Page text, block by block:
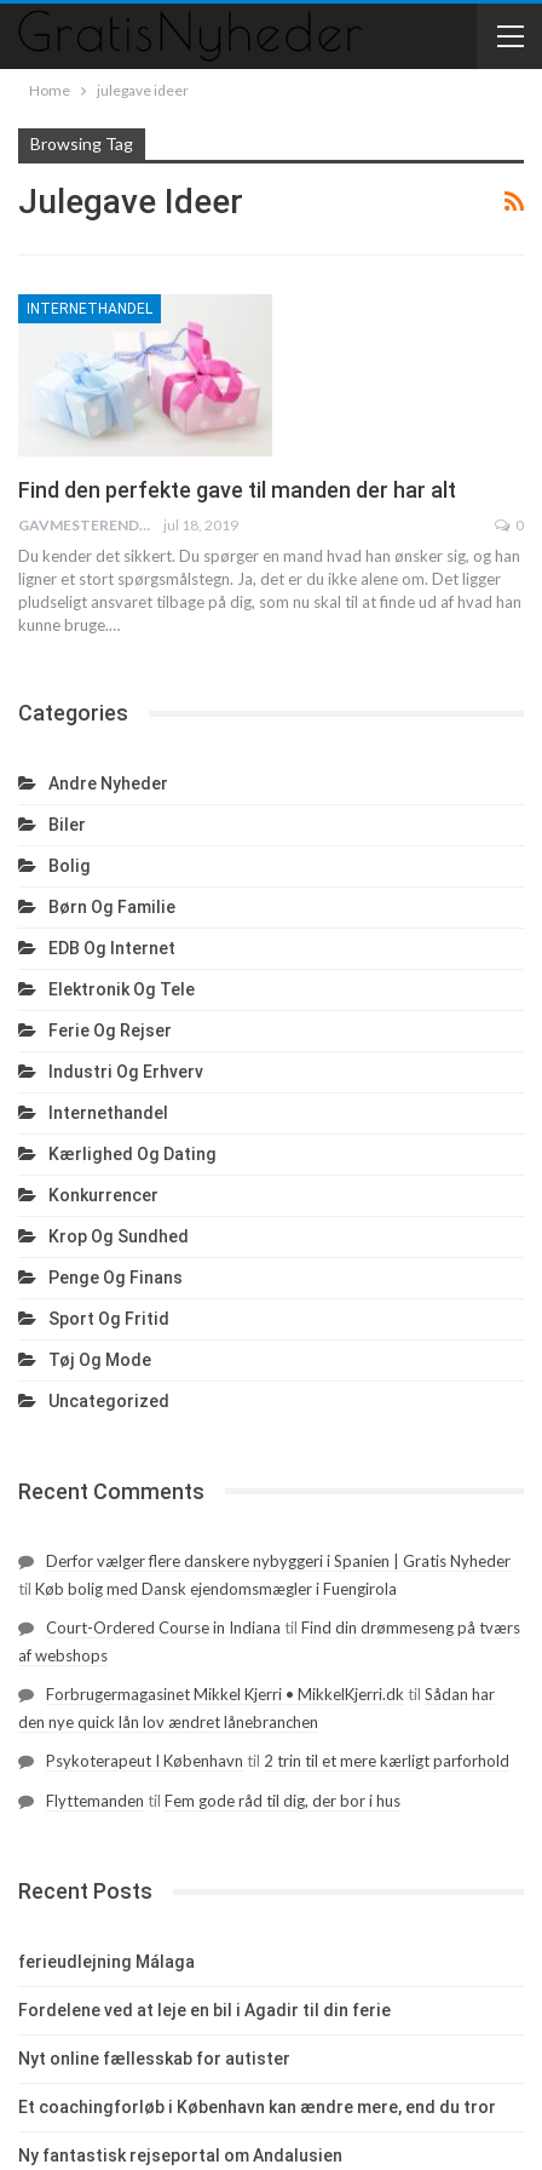
Home julegave ideer
Browsing Tag
Julegave Ideer
INTERNETHANDEL
Find den perfekte gave til manden der har alt
GAVMESTERENDK jul 18, 2019 0
Du kender det sikkert. Du spørger en mand hvad han ønsker sig, og han
ligner et stort spørgsmålstegn. Ja, det er du ikke alene om. Det ligger
pludseligt ansvaret tilbage på dig, som nu skal til at finde ud af hvad han
kunne bruge.…
Categories
Andre Nyheder
Biler
Bolig
Børn Og Familie
EDB Og Internet
Elektronik Og Tele
Ferie Og Rejser
Industri Og Erhverv
Internethandel
Kærlighed Og Dating
Konkurrencer
Krop Og Sundhed
Penge Og Finans
Sport Og Fritid
Tøj Og Mode
Uncategorized
Recent Comments
Derfor vælger flere danskere nybyggeri i Spanien | Gratis Nyheder
til Køb bolig med Dansk ejendomsmægler i Fuengirola
Court-Ordered Course in Indiana til Find din drømmeseng på tværs
af webshops
Forbrugermagasinet Mikkel Kjerri • MikkelKjerri.dk til Sådan har
den nye quick lån lov ændret lånebranchen
Psykoterapeut I København til 2 trin til et mere kærligt parforhold
Flyttemanden til Fem gode råd til dig, der bor i hus
Recent Posts
ferieudlejning Málaga
Fordelene ved at leje en bil i Agadir til din ferie
Nyt online fællesskab for autister
Et coachingforløb i København kan ændre mere, end du tror
Ny fantastisk rejseportal om Andalusien